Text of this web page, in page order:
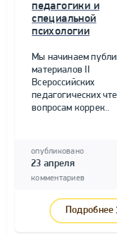
педагогики и
специальной
психологии
Мы начинаем
материалов II
Всероссийских
педагогических
вопросам коррек..
опубликовано
23 апреля
комментариев
Подробнее